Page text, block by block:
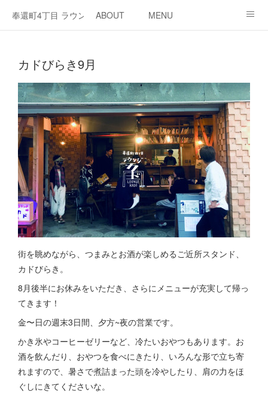
奉還町4丁目 ラウンジ・カド
ABOUT MENU
カドびらき9月
街を眺めながら、つまみとお酒が楽しめるご近所スタンド、
カドびらき。
8月後半にお休みをいただき、さらにメニューが充実して帰っ
てきます！
金〜日の週末3日間、夕方~夜の営業です。
かき氷やコーヒーゼリーなど、冷たいおやつもあります。お
酒を飲んだり、おやつを食べにきたり、いろんな形で立ち寄
れますので、暑さで煮詰まった頭を冷やしたり、肩の力をほ
ぐしにきてくださいな。